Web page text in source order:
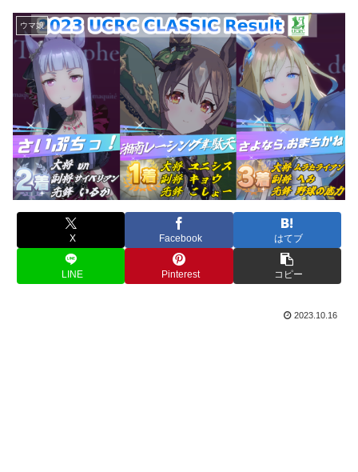
ウマ娘
X Facebook はてブ
LINE Pinterest コピー
2023.10.16